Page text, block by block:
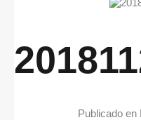
Publicado en